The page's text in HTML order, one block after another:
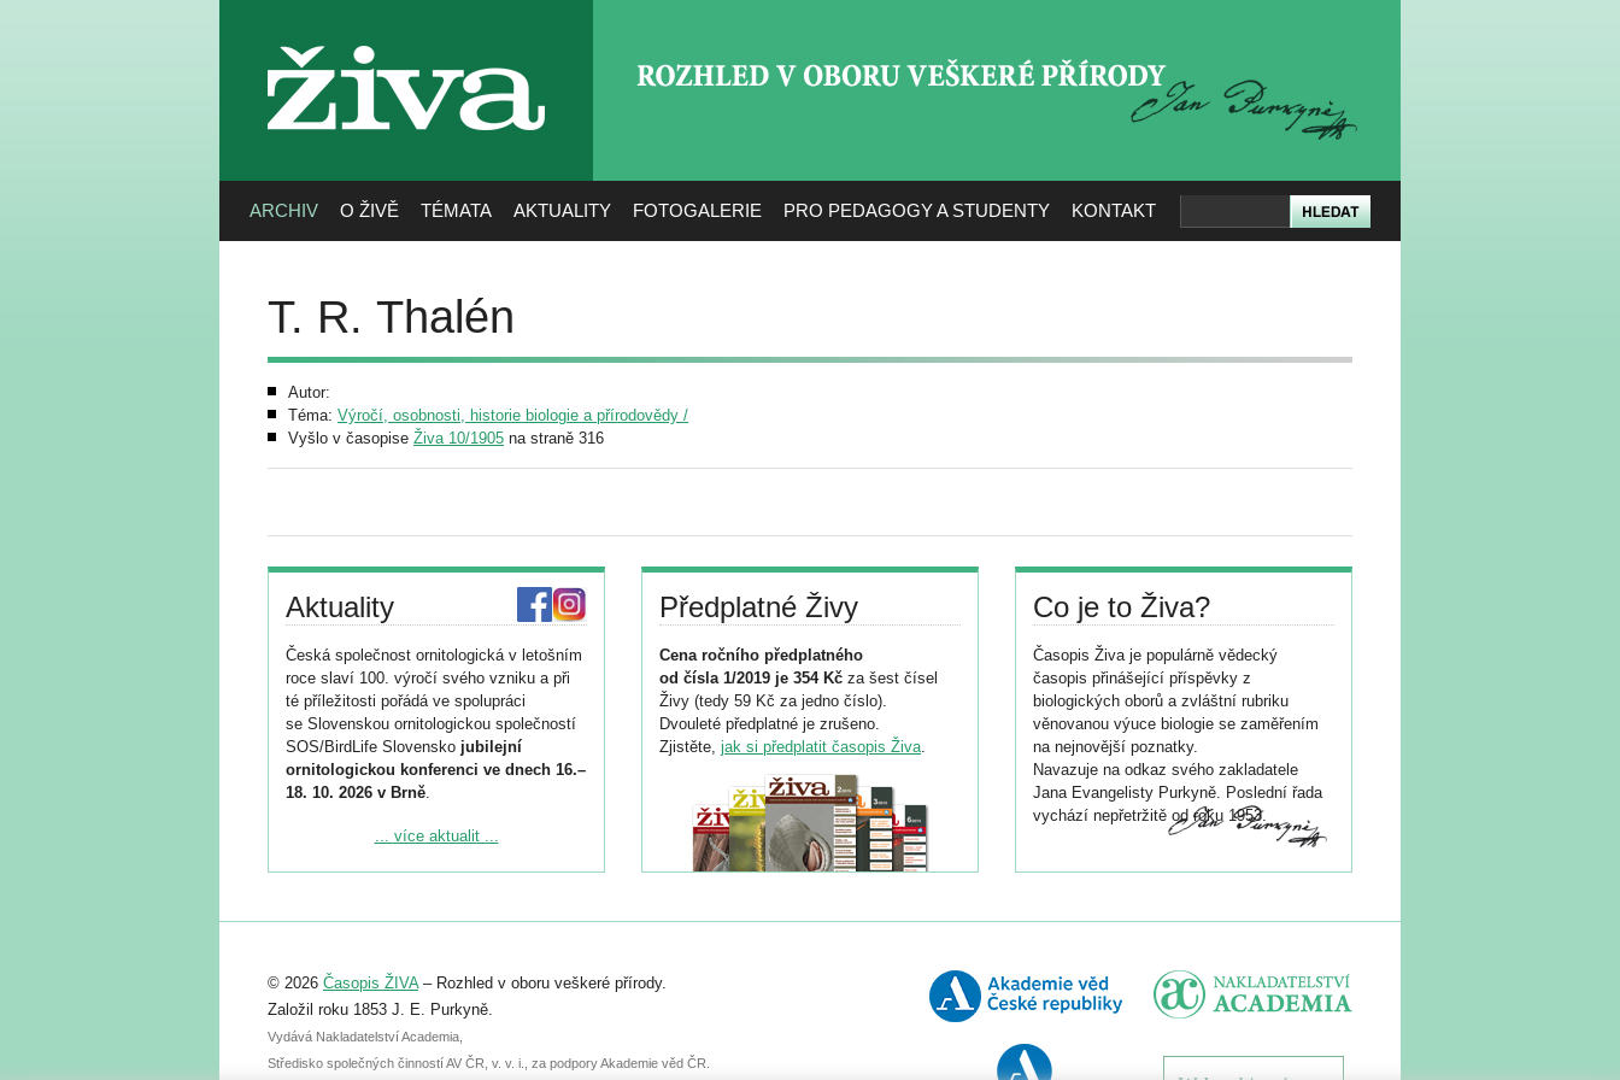
živa
ARCHIV O ŽIVĚ TÉMATA AKTUALITY FOTOGALERIE PRO PEDAGOGY A STUDENTY KONTAKT
T. R. Thalén
Autor:
Téma: Výročí, osobnosti, historie biologie a přírodovědy /
Vyšlo v časopise Živa 10/1905 na straně 316
Aktuality
Česká společnost ornitologická v letošním
roce slaví 100. výročí svého vzniku a při
té příležitosti pořádá ve spolupráci
se Slovenskou ornitologickou společností
SOS/BirdLife Slovensko jubilejní
ornitologickou konferenci ve dnech 16.–
18. 10. 2026 v Brně.
Podrobnější informace ke konferenci
Registrovat se můžete do 6. září.
abstraktu přihlášené přednášky nebo
posteru je už 30. června.
... více aktualit ...
Předplatné Živy
Cena ročního předplatného
od čísla 1/2019 je 354 Kč za šest čísel
Živy (tedy 59 Kč za jedno číslo).
Dvouleté předplatné je zrušeno.
Zjistěte, jak si předplatit časopis Živa.
Co je to Živa?
Časopis Živa je populárně vědecký
časopis přinášející příspěvky z
biologických oborů a zvláštní rubriku
věnovanou výuce biologie se zaměřením
na nejnovější poznatky.
Navazuje na odkaz svého zakladatele
Jana Evangelisty Purkyně. Poslední řada
vychází nepřetržitě od roku 1953.
© 2026 Časopis ŽIVA– Rozhled v oboru veškeré přírody.
Založil roku 1853 J. E. Purkyně.
Vydává Nakladatelství Academia,
Středisko společných činností AV ČR, v. v. i., za podpory Akademie věd ČR.